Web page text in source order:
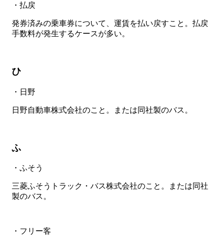
・払戻
発券済みの乗車券について、運賃を払い戻すこと。払戻
手数料が発生するケースが多い。
ひ
・日野
日野自動車株式会社のこと。または同社製のバス。
ふ
・ふそう
三菱ふそうトラック・バス株式会社のこと。または同社
製のバス。
・フリー客